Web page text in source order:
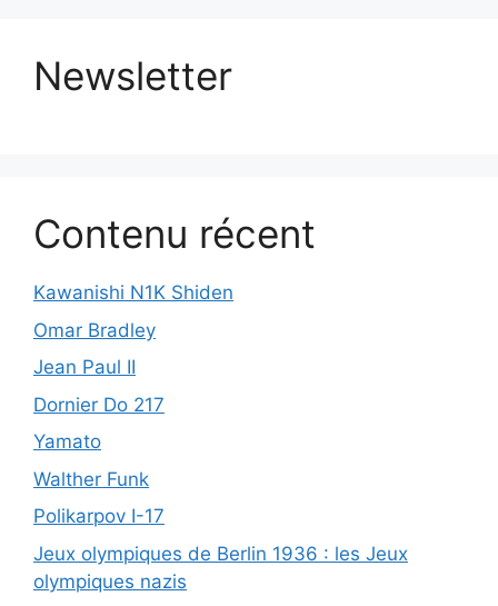
Newsletter
Contenu récent
Kawanishi N1K Shiden
Omar Bradley
Jean Paul II
Dornier Do 217
Yamato
Walther Funk
Polikarpov I-17
Jeux olympiques de Berlin 1936 : les Jeux
olympiques nazis